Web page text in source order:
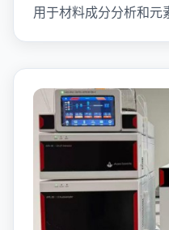
用于材料成分分析和